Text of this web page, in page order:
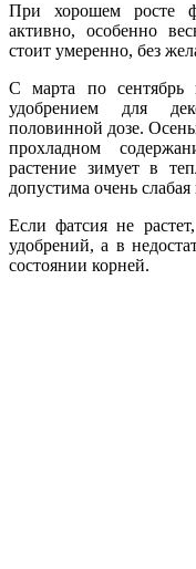
При хорошем росте
активно, особенно
стоит умеренно, без
С марта по
удобрением для
половинной дозе.
прохладном
растение зимует в
допустима очень
Если фатсия не
удобрений, а в
состоянии корней.